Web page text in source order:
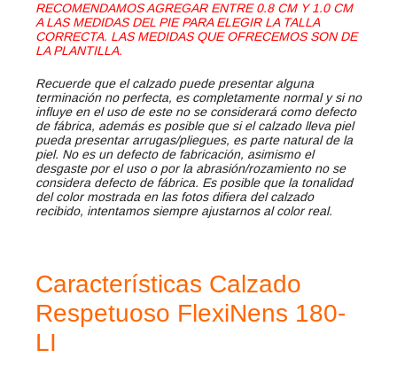
RECOMENDAMOS AGREGAR ENTRE 0.8 CM Y 1.0 CM
A LAS MEDIDAS DEL PIE PARA ELEGIR LA TALLA
CORRECTA. LAS MEDIDAS QUE OFRECEMOS SON DE
LA PLANTILLA.
Recuerde que el calzado puede presentar alguna
terminación no perfecta, es completamente normal y si no
influye en el uso de este no se considerará como defecto
de fábrica, además es posible que si el calzado lleva piel
pueda presentar arrugas/pliegues, es parte natural de la
piel. No es un defecto de fabricación, asimismo el
desgaste por el uso o por la abrasión/rozamiento no se
considera defecto de fábrica. Es posible que la tonalidad
del color mostrada en las fotos difiera del calzado
recibido, intentamos siempre ajustarnos al color real.
Características Calzado
Respetuoso FlexiNens 180-
LI